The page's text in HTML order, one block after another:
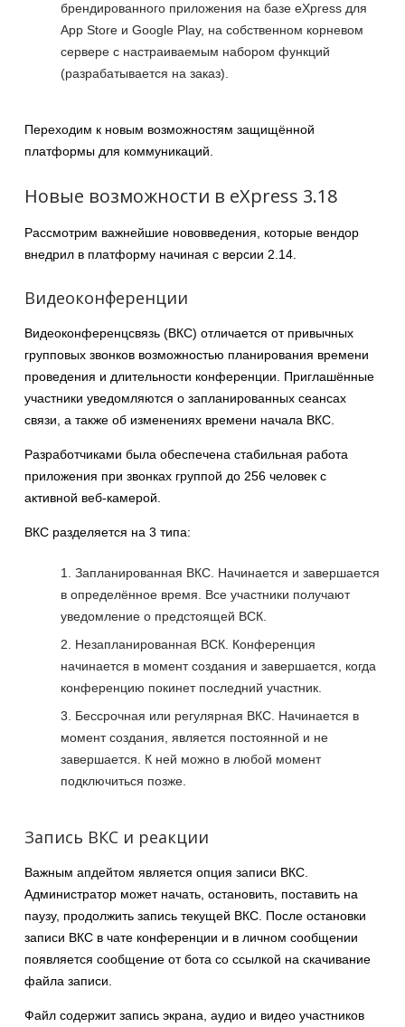
брендированного приложения на базе eXpress для
App Store и Google Play, на собственном корневом
сервере с настраиваемым набором функций
(разрабатывается на заказ).
Переходим к новым возможностям защищённой
платформы для коммуникаций.
Новые возможности в eXpress 3.18
Рассмотрим важнейшие нововведения, которые вендор
внедрил в платформу начиная с версии 2.14.
Видеоконференции
Видеоконференцсвязь (ВКС) отличается от привычных
групповых звонков возможностью планирования времени
проведения и длительности конференции. Приглашённые
участники уведомляются о запланированных сеансах
связи, а также об изменениях времени начала ВКС.
Разработчиками была обеспечена стабильная работа
приложения при звонках группой до 256 человек с
активной веб-камерой.
ВКС разделяется на 3 типа:
Запланированная ВКС. Начинается и завершается
в определённое время. Все участники получают
уведомление о предстоящей ВСК.
Незапланированная ВСК. Конференция
начинается в момент создания и завершается, когда
конференцию покинет последний участник.
Бессрочная или регулярная ВКС. Начинается в
момент создания, является постоянной и не
завершается. К ней можно в любой момент
подключиться позже.
Запись ВКС и реакции
Важным апдейтом является опция записи ВКС.
Администратор может начать, остановить, поставить на
паузу, продолжить запись текущей ВКС. После остановки
записи ВКС в чате конференции и в личном сообщении
появляется сообщение от бота со ссылкой на скачивание
файла записи.
Файл содержит запись экрана, аудио и видео участников